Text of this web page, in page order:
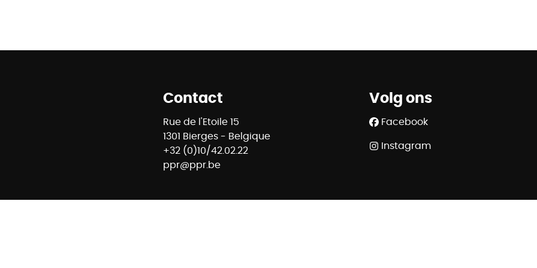
Contact
Rue de l'Etoile 15
1301 Bierges - Belgique
+32 (0)10/42.02.22
ppr@ppr.be
Volg ons
Facebook
Instagram